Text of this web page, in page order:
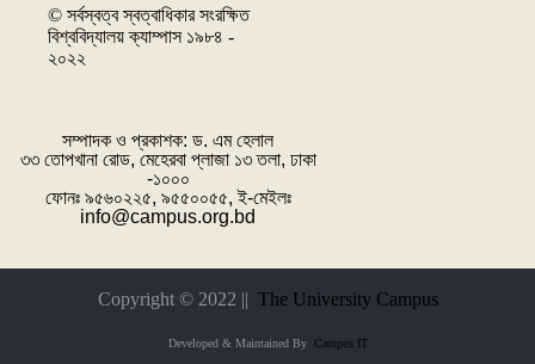
© সর্বস্বত্ব স্বত্বাধিকার সংরক্ষিত
বিশ্ববিদ্যালয় ক্যাম্পাস ১৯৮৪ -
২০২২
সম্পাদক ও প্রকাশক: ‌ড. এম হেলাল
৩৩ তোপখানা রোড, মেহেরবা প্লাজা ১৩ তলা, ঢাকা
-১০০০
ফোনঃ ৯৫৬০২২৫, ৯৫৫০০৫৫, ই-মেইলঃ
info@campus.org.bd
Copyright © 2022 || The University Campus
Developed & Maintained ByCampus IT